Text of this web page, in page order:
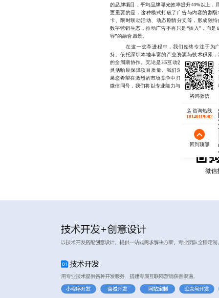
的品牌项目，平均品牌曝光效率提升40%以上，
更重要的是，这种模式打破了广告与内容的割
卡、限时联动活动、动态剧情分支等，形成独
数字营销生态，推动广告不再只是“插入”，而
容”的融合愿景。
在这一变革进程中，我们始终专注于为广
持。依托深圳本地丰富的产业资源与技术积累
的全周期协作。无论是H5互动设计、动态广告
灵活响应保障项目质量。我们深知，真正的协
果您希望在激烈的市场竞争中打造更具穿透力的
微信同号，我们将以专业能力与实战经验，助您
微信
咨询热线
18140119082
回到顶部